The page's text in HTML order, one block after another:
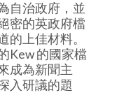
自治政府，並
密的英政府檔
的上佳材料。
Kew 的國家檔
成為新聞主
入研議的題